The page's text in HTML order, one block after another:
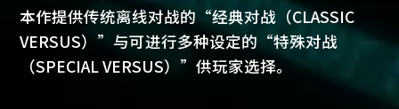
本作提供传统离线对战的“经典对战（CLASSIC
VERSUS）”与可进行多种设定的“特殊对战
（SPECIAL VERSUS）”供玩家选择。